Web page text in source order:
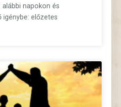
napokon és
előzetes